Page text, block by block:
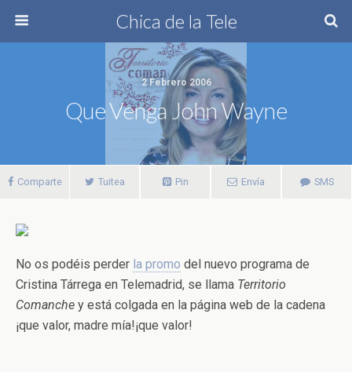
Chica de la Tele
2 Febrero 2006
Que Venga John Wayne
Comparte Tuitea Pin Envía SMS
No os podéis perder la promo del nuevo programa de
Cristina Tárrega en Telemadrid, se llama Territorio
Comanche y está colgada en la página web de la cadena
¡que valor, madre mía!¡que valor!